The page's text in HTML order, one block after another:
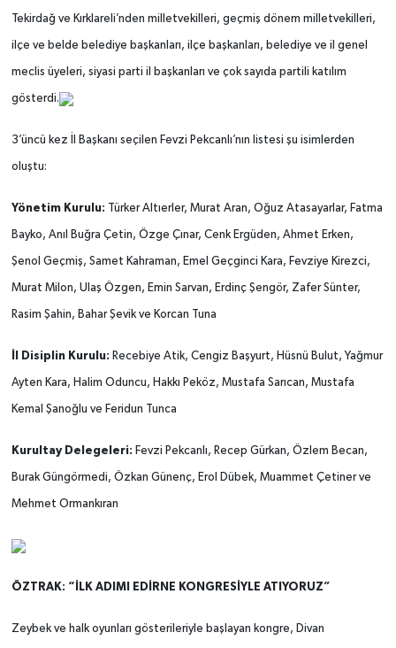
Tekirdağ ve Kırklareli’nden milletvekilleri, geçmiş dönem milletvekilleri,
ilçe ve belde belediye başkanları, ilçe başkanları, belediye ve il genel
meclis üyeleri, siyasi parti il başkanları ve çok sayıda partili katılım
gösterdi.
3’üncü kez İl Başkanı seçilen Fevzi Pekcanlı’nın listesi şu isimlerden
oluştu:
Yönetim Kurulu: Türker Altıerler, Murat Aran, Oğuz Atasayarlar, Fatma
Bayko, Anıl Buğra Çetin, Özge Çınar, Cenk Ergüden, Ahmet Erken,
Şenol Geçmiş, Samet Kahraman, Emel Geçginci Kara, Fevziye Kirezci,
Murat Milon, Ulaş Özgen, Emin Sarvan, Erdinç Şengör, Zafer Sünter,
Rasim Şahin, Bahar Şevik ve Korcan Tuna
İl Disiplin Kurulu: Recebiye Atik, Cengiz Başyurt, Hüsnü Bulut, Yağmur
Ayten Kara, Halim Oduncu, Hakkı Peköz, Mustafa Sarıcan, Mustafa
Kemal Şanoğlu ve Feridun Tunca
Kurultay Delegeleri: Fevzi Pekcanlı, Recep Gürkan, Özlem Becan,
Burak Güngörmedi, Özkan Günenç, Erol Dübek, Muammet Çetiner ve
Mehmet Ormankıran
ÖZTRAK: “İLK ADIMI EDİRNE KONGRESİYLE ATIYORUZ”
Zeybek ve halk oyunları gösterileriyle başlayan kongre, Divan